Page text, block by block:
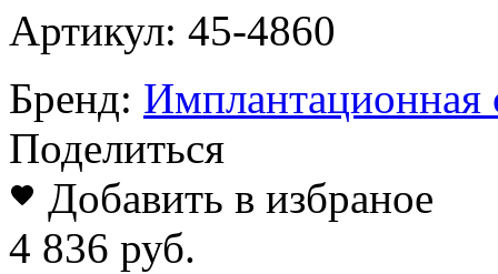
Артикул: 45-4860
Бренд: Имплантационная
Поделиться
Добавить в избраное
4 836 руб.